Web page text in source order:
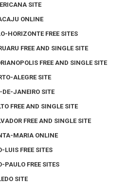
SITE
ONLINE
HORIZONTE FREE SITES
FREE AND SINGLE SITE
FREE AND SINGLE SITE
ALEGRE SITE
JANEIRO SITE
FREE AND SINGLE SITE
FREE AND SINGLE SITE
MARIA ONLINE
FREE SITES
FREE SITES
SITE